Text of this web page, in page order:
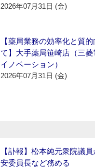
2026年07月31日 (金)
【薬局業務の効率化と質
て】大手薬局笹崎店（三
イノベーション）
2026年07月31日 (金)
【訃報】松本純元衆院議
安委員長など務める